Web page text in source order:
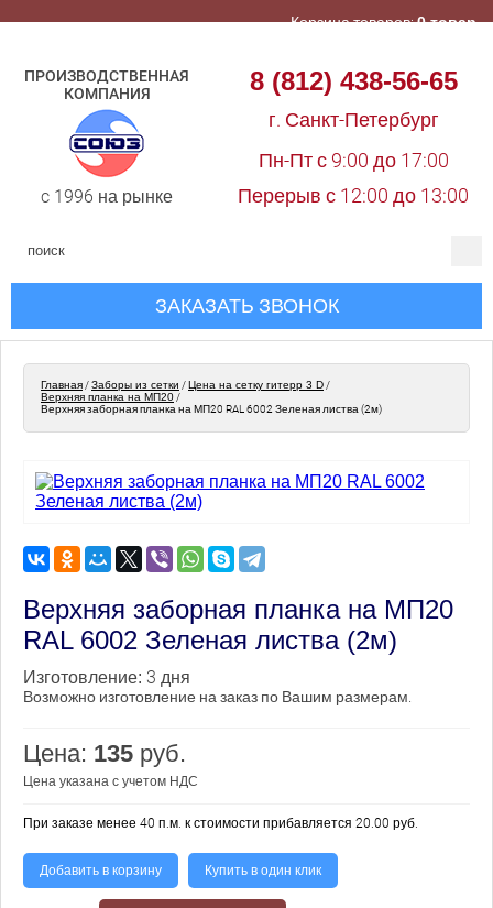
ПРОИЗВОДСТВЕННАЯ
КОМПАНИЯ
c 1996 на рынке
8 (812) 438-56-65
г. Санкт-Петербург
Пн-Пт с 9:00 до 17:00
Перерыв с 12:00 до 13:00
Корзина товаров:0 товар
ЗАКАЗАТЬ ЗВОНОК
Главная /Заборы из сетки /Цена на сетку гитерр 3 D /
Верхняя планка на МП20 /
Верхняя заборная планка на МП20 RAL 6002 Зеленая листва (2м)
Верхняя заборная планка на МП20
RAL 6002 Зеленая листва (2м)
Изготовление: 3 дня
Возможно изготовление на заказ по Вашим размерам.
Цена: 135 руб.
Цена указана с учетом НДС
При заказе менее 40 п.м. к стоимости прибавляется 20.00 руб.
Добавить в корзину Купить в один клик